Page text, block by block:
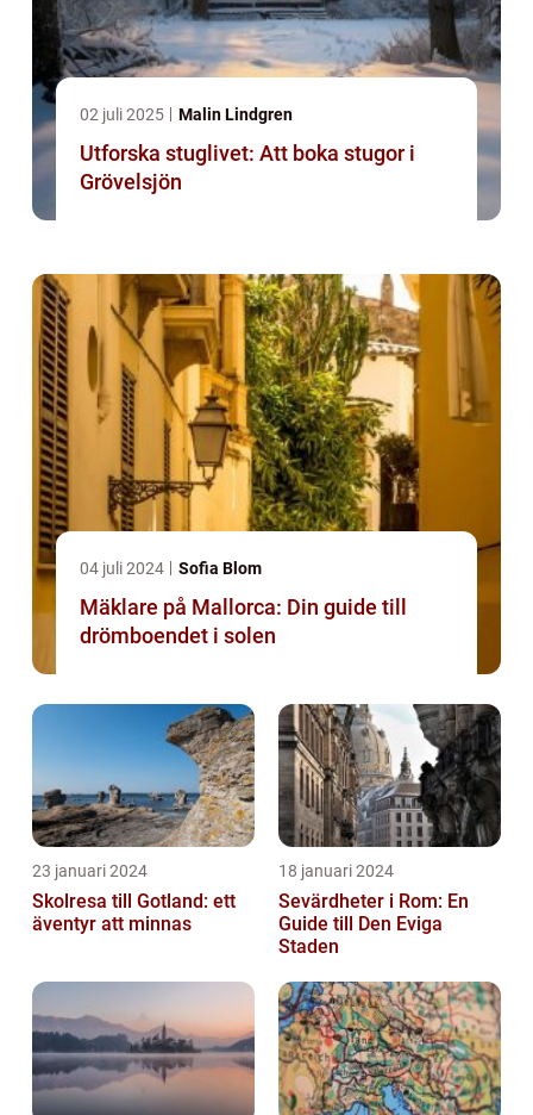
02 juli 2025 Malin Lindgren
Utforska stuglivet: Att boka stugor i
Grövelsjön
04 juli 2024 Sofia Blom
Mäklare på Mallorca: Din guide till
drömboendet i solen
23 januari 2024
Skolresa till Gotland: ett
äventyr att minnas
18 januari 2024
Sevärdheter i Rom: En
Guide till Den Eviga
Staden